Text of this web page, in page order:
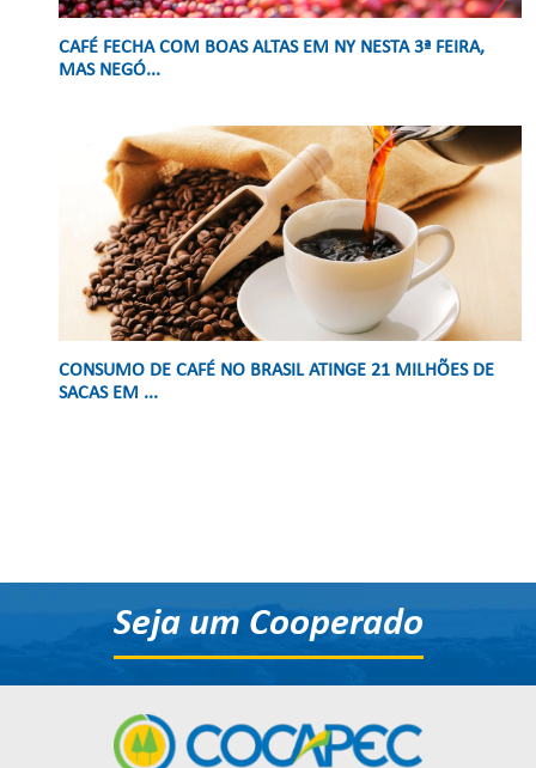
CAFÉ FECHA COM BOAS ALTAS EM NY NESTA 3ª FEIRA,
MAS NEGÓ...
CONSUMO DE CAFÉ NO BRASIL ATINGE 21 MILHÕES DE
SACAS EM ...
Seja um Cooperado